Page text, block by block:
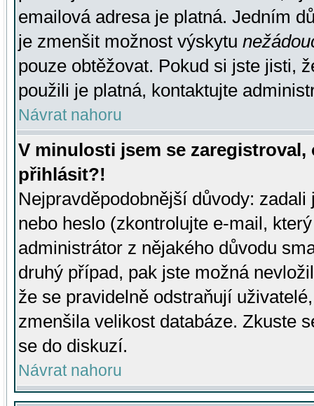
emailová adresa je platná. Jedním
je zmenšit možnost výskytu
pouze obtěžovat. Pokud si jste jisti,
použili je platná, kontaktujte
Návrat nahoru
V minulosti jsem se
přihlásit?!
Nejpravděpodobnější důvody:
nebo heslo (zkontrolujte e-mail,
administrátor z nějakého důvodu
druhý případ, pak jste možná
že se pravidelně odstraňují
zmenšila velikost databáze. Zkuste
se do diskuzí.
Návrat nahoru